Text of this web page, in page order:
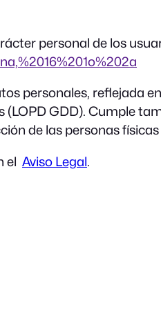
personal de los
personales, reflejada
GDD). Cumple
de las personas físicas
el Aviso Legal.